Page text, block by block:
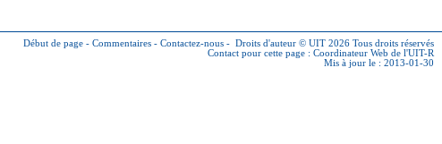
Début de page - Commentaires - Contactez-nous - Droits d'auteur © UIT 2026 Tous droits réservés
Contact pour cette page : Coordinateur Web de l'UIT-R
Mis à jour le : 2013-01-30